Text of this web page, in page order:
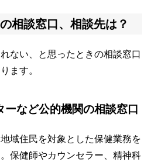
相談窓口、相談先は？
ない、と思ったときの相談窓口
ます。
など公的機関の相談窓口
域住民を対象とした保健業務を
保健師やカウンセラー、精神科